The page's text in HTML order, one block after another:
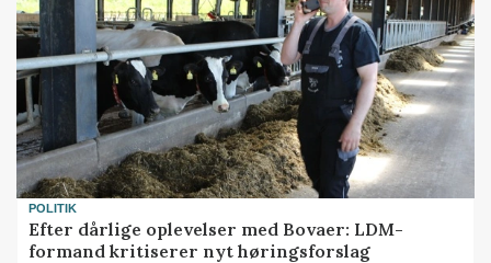
POLITIK
Efter dårlige oplevelser med Bovaer: LDM-
formand kritiserer nyt høringsforslag